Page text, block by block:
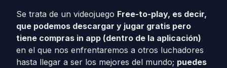
Se trata de un videojuego Free-to-play, es decir,
que podemos descargar y jugar gratis pero
tiene compras in app (dentro de la aplicación)
en el que nos enfrentaremos a otros luchadores
hasta llegar a ser los mejores del mundo; puedes